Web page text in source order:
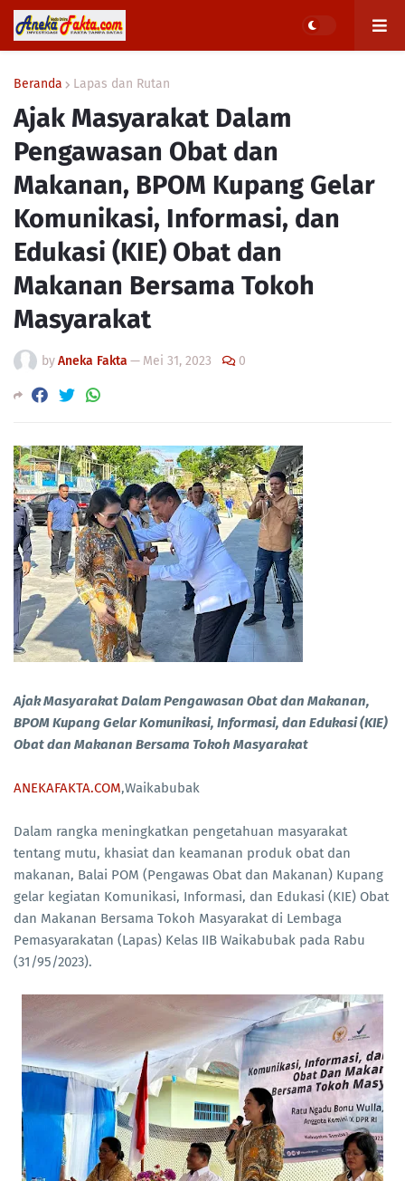
Beranda Lapas dan Rutan
Ajak Masyarakat Dalam
Pengawasan Obat dan
Makanan, BPOM Kupang Gelar
Komunikasi, Informasi, dan
Edukasi (KIE) Obat dan
Makanan Bersama Tokoh
Masyarakat
byAneka Fakta — Mei 31, 2023 0
Ajak Masyarakat Dalam Pengawasan Obat dan Makanan,
BPOM Kupang Gelar Komunikasi, Informasi, dan Edukasi (KIE)
Obat dan Makanan Bersama Tokoh Masyarakat
ANEKAFAKTA.COM,Waikabubak
Dalam rangka meningkatkan pengetahuan masyarakat
tentang mutu, khasiat dan keamanan produk obat dan
makanan, Balai POM (Pengawas Obat dan Makanan) Kupang
gelar kegiatan Komunikasi, Informasi, dan Edukasi (KIE) Obat
dan Makanan Bersama Tokoh Masyarakat di Lembaga
Pemasyarakatan (Lapas) Kelas IIB Waikabubak pada Rabu
(31/95/2023).